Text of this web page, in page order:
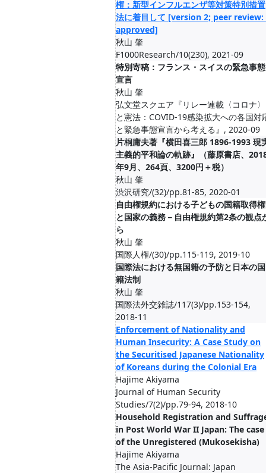
権：新型インフルエンザ等対策特別措置
法に着目して [version 2; peer review:
approved]
秋山 肇
F1000Research/10(230), 2021-09
特別寄稿：フランス・スイスの緊急事態
宣言
秋山 肇
弘文堂スクエア『リレー連載〈コロナ〉
と憲法：COVID-19感染拡大への各国対
と緊急事態宣言から考える』, 2020-09
片桐庸夫著『横田喜三郎 1896-1993 現
主義的平和論の軌跡』（藤原書店、
年9月、264頁、3200円＋税）
秋山 肇
渋沢研究/(32)/pp.81-85, 2020-01
自由権規約における子どもの国籍取得権
と国家の義務－自由権規約第2条の観点
ら
秋山 肇
国際人権/(30)/pp.115-119, 2019-10
国際法における無国籍の予防と日本の国
籍法制
秋山 肇
国際法外交雑誌/117(3)/pp.153-154,
2018-11
Enforcement of Nationality and
Human Insecurity: A Case Study on
the Securitised Japanese Nationality
of Koreans during the Colonial Era
Hajime Akiyama
Journal of Human Security
Studies/7(2)/pp.79-94, 2018-10
Household Registration and
in Post World War II Japan: The case
of the Unregistered (Mukosekisha)
Hajime Akiyama
The Asia-Pacific Journal: Japan